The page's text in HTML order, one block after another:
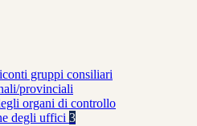
gruppi consiliari
provinciali
organi di controllo
degli uffici 3